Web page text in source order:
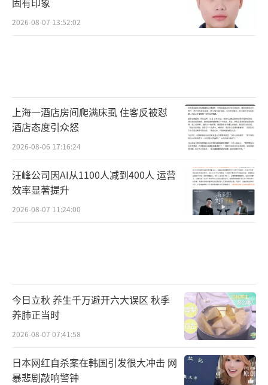
2026-08-07 13:52:02
上海一酒店房间爬满床虱 住客反被怼
酒店态度引众怒
2026-08-06 17:16:24
汪峰公司因AI从1100人减到400人 运营
效率显著提升
2026-08-07 11:24:00
今日立秋 养生千万避开六大误区 秋季
养肺正当时
2026-08-07 07:41:58
日本网红自杀案在韩国引发很大冲击 网
暴悲剧敲响警钟